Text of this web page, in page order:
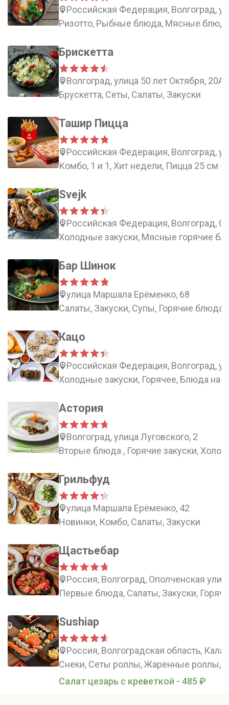
Российская Федерация, Волгоград,
Ризотто, Рыбные блюда, Мясные
Брискетта
Волгоград, улица 50 лет Октября, 20А
Брускетта, Сеты, Салаты, Закуски
Ташир Пицца
Российская Федерация, Волгоград,
Комбо, 1 и 1, Хит недели, Пицца 25 см -
Svejk
Российская Федерация, Волгоград,
Холодные закуски, Мясные горячие
Бар Шинок
улица Маршала Ерёменко, 68
Салаты, Закуски, Супы, Горячие блюда
Кацо
Российская Федерация, Волгоград,
Холодные закуски, Горячее, Блюда на
Астория
Волгоград, улица Луговского, 2
Вторые блюда , Горячие закуски,
Грильфуд
улица Маршала Ерёменко, 42
Новинки, Комбо, Салаты, Закуски
Щастьебар
Россия, Волгоград, Ополченская
Первые блюда, Салаты, Закуски,
Sushiap
Россия, Волгоградская область,
Снеки, Сеты роллы, Жаренные роллы,
Салат цезарь с креветкой - 485 ₽